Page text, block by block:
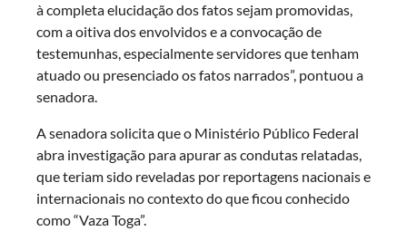
à completa elucidação dos fatos sejam promovidas,
com a oitiva dos envolvidos e a convocação de
testemunhas, especialmente servidores que tenham
atuado ou presenciado os fatos narrados”, pontuou a
senadora.
A senadora solicita que o Ministério Público Federal
abra investigação para apurar as condutas relatadas,
que teriam sido reveladas por reportagens nacionais e
internacionais no contexto do que ficou conhecido
como “Vaza Toga”.